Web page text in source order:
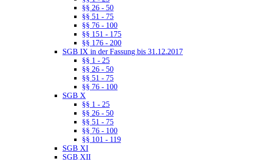
§§ 26 - 50
§§ 51 - 75
§§ 76 - 100
§§ 151 - 175
§§ 176 - 200
SGB IX in der Fassung bis 31.12.2017
§§ 1 - 25
§§ 26 - 50
§§ 51 - 75
§§ 76 - 100
SGB X
§§ 1 - 25
§§ 26 - 50
§§ 51 - 75
§§ 76 - 100
§§ 101 - 119
SGB XI
SGB XII